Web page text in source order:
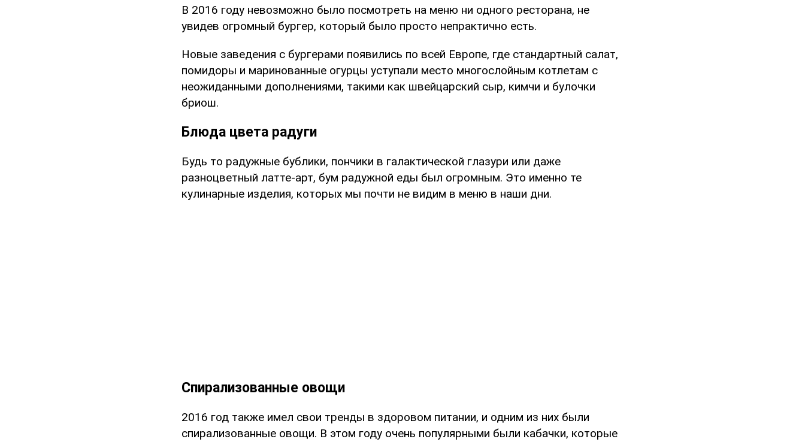
В 2016 году невозможно было посмотреть на меню ни одного ресторана, не
увидев огромный бургер, который было просто непрактично есть.
Новые заведения с бургерами появились по всей Европе, где стандартный салат,
помидоры и маринованные огурцы уступали место многослойным котлетам с
неожиданными дополнениями, такими как швейцарский сыр, кимчи и булочки
бриош.
Блюда цвета радуги
Будь то радужные бублики, пончики в галактической глазури или даже
разноцветный латте-арт, бум радужной еды был огромным. Это именно те
кулинарные изделия, которых мы почти не видим в меню в наши дни.
Спирализованные овощи
2016 год также имел свои тренды в здоровом питании, и одним из них были
спирализованные овощи. В этом году очень популярными были кабачки, которые